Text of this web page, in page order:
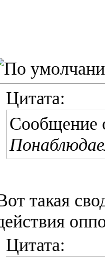
Цитата:
Сообщение
такая
Цитата: